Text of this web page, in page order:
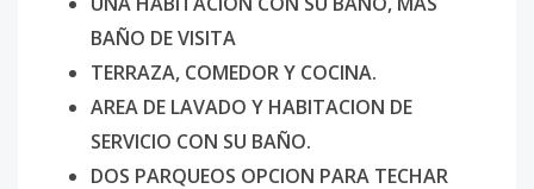
BAÑO DE VISITA
TERRAZA, COMEDOR Y COCINA.
AREA DE LAVADO Y HABITACION DE
SERVICIO CON SU BAÑO.
DOS PARQUEOS OPCION PARA TECHAR